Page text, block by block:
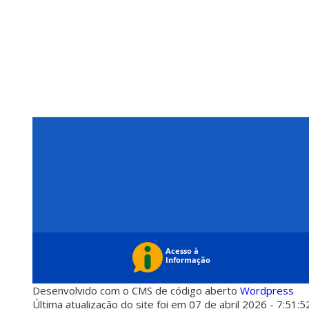
Desenvolvido com o CMS de código aberto Wordpress
Última atualização do site foi em 07 de abril 2026 -